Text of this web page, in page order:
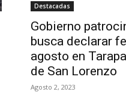
Destacadas
Gobierno
busca declarar
agosto en
de San Lorenzo
Agosto 2, 2023